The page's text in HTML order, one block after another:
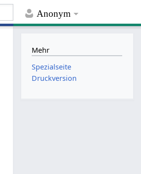
Anonym
Mehr
Spezialseite
Druckversion